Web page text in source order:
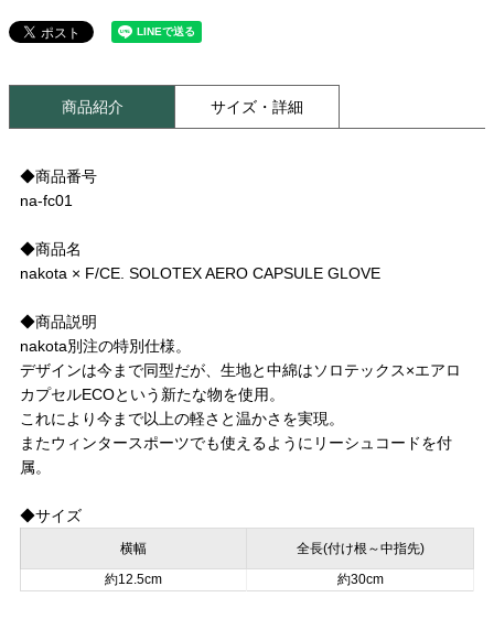
商品紹介 サイズ・詳細
◆商品番号
na-fc01
◆商品名
nakota × F/CE. SOLOTEX AERO CAPSULE GLOVE
◆商品説明
nakota別注の特別仕様。
デザインは今まで同型だが、生地と中綿はソロテックス×エアロ
カプセルECOという新たな物を使用。
これにより今まで以上の軽さと温かさを実現。
またウィンタースポーツでも使えるようにリーシュコードを付
属。
◆サイズ
横幅
全長(付け根～中指先)
約12.5cm
約30cm